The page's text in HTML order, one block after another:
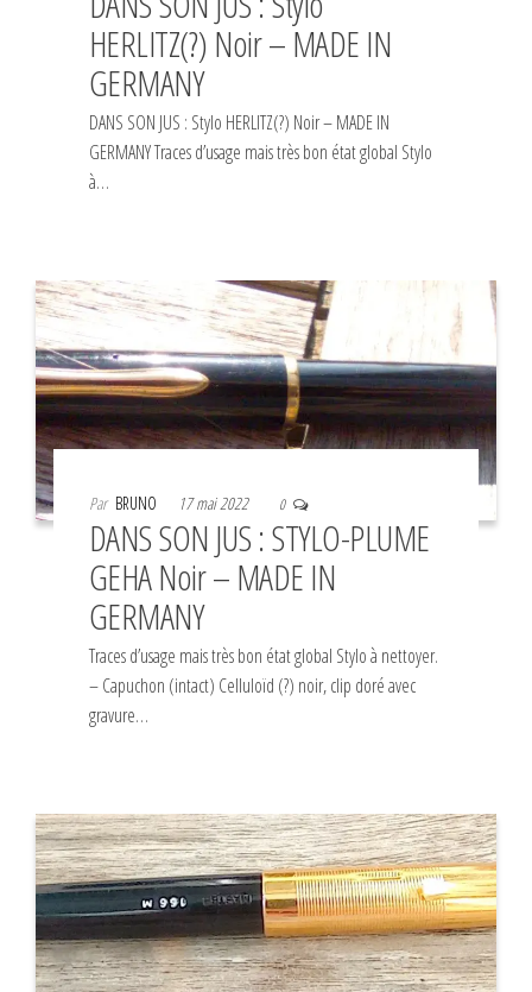
HERLITZ(?) Noir – MADE IN
GERMANY
DANS SON JUS : Stylo HERLITZ(?) Noir – MADE IN
GERMANY Traces d’usage mais très bon état global Stylo
à…
Par BRUNO 17 mai 2022 0
DANS SON JUS : STYLO-PLUME
GEHA Noir – MADE IN
GERMANY
Traces d’usage mais très bon état global Stylo à nettoyer.
– Capuchon (intact) Celluloïd (?) noir, clip doré avec
gravure…